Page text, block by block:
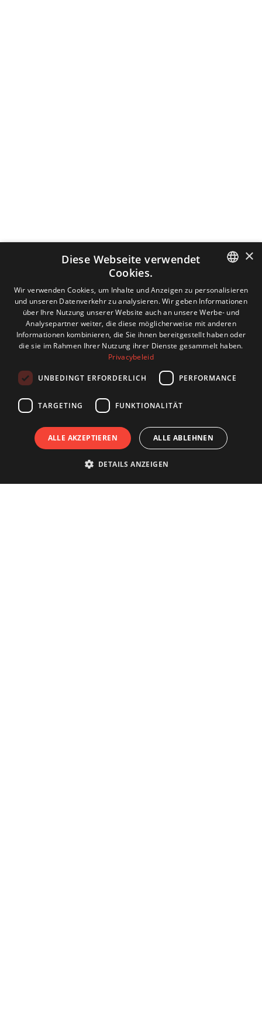
DUTCH
GERMAN
FRENCH
×
Diese Webseite verwendet
Cookies.
Wir verwenden Cookies, um Inhalte und Anzeigen zu personalisieren
und unseren Datenverkehr zu analysieren. Wir geben Informationen
über Ihre Nutzung unserer Website auch an unsere Werbe- und
Analysepartner weiter, die diese möglicherweise mit anderen
Informationen kombinieren, die Sie ihnen bereitgestellt haben oder
die sie im Rahmen Ihrer Nutzung ihrer Dienste gesammelt haben.
Privacybeleid
UNBEDINGT ERFORDERLICH PERFORMANCE
TARGETING FUNKTIONALITÄT
ALLE AKZEPTIEREN ALLE ABLEHNEN
DETAILS ANZEIGEN